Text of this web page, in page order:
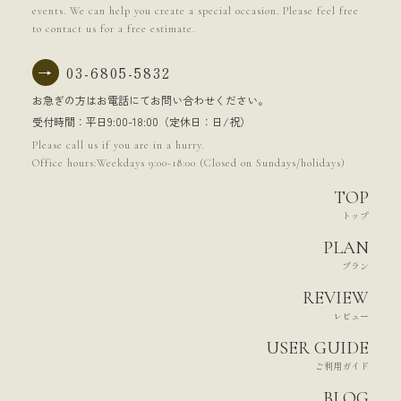
events. We can help you create a special occasion. Please feel free
to contact us for a free estimate.
→ 03-6805-5832
お急ぎの方はお電話にてお問い合わせください。
受付時間：平日9:00-18:00（定休日：日/祝）
Please call us if you are in a hurry.
Office hours:Weekdays 9:00-18:00 (Closed on Sundays/holidays)
TOP
トップ
PLAN
プラン
REVIEW
レビュー
USER GUIDE
ご利用ガイド